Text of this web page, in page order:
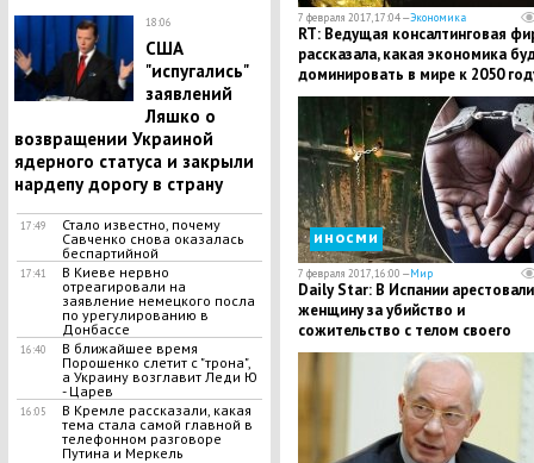
18:06
США
"испугались"
заявлений
Ляшко о
возвращении Украиной
ядерного статуса и закрыли
нардепу дорогу в страну
17:49
Стало известно, почему
Савченко снова оказалась
беспартийной
17:41
В Киеве нервно
отреагировали на
заявление немецкого посла
по урегулированию в
Донбассе
16:40
В ближайшее время
Порошенко слетит с "трона",
а Украину возглавит Леди Ю
- Царев
16:05
В Кремле рассказали, какая
тема стала самой главной в
телефонном разговоре
Путина и Меркель
7 февраля 2017, 17:04 —Экономика
RT: Ведущая консалтинговая
рассказала, какая экономика
доминировать в мире к 2050
иносми
7 февраля 2017, 16:00 —Мир
Daily Star: В Испании арестовали
женщину за убийство и
сожительство с телом своего
бойфренда